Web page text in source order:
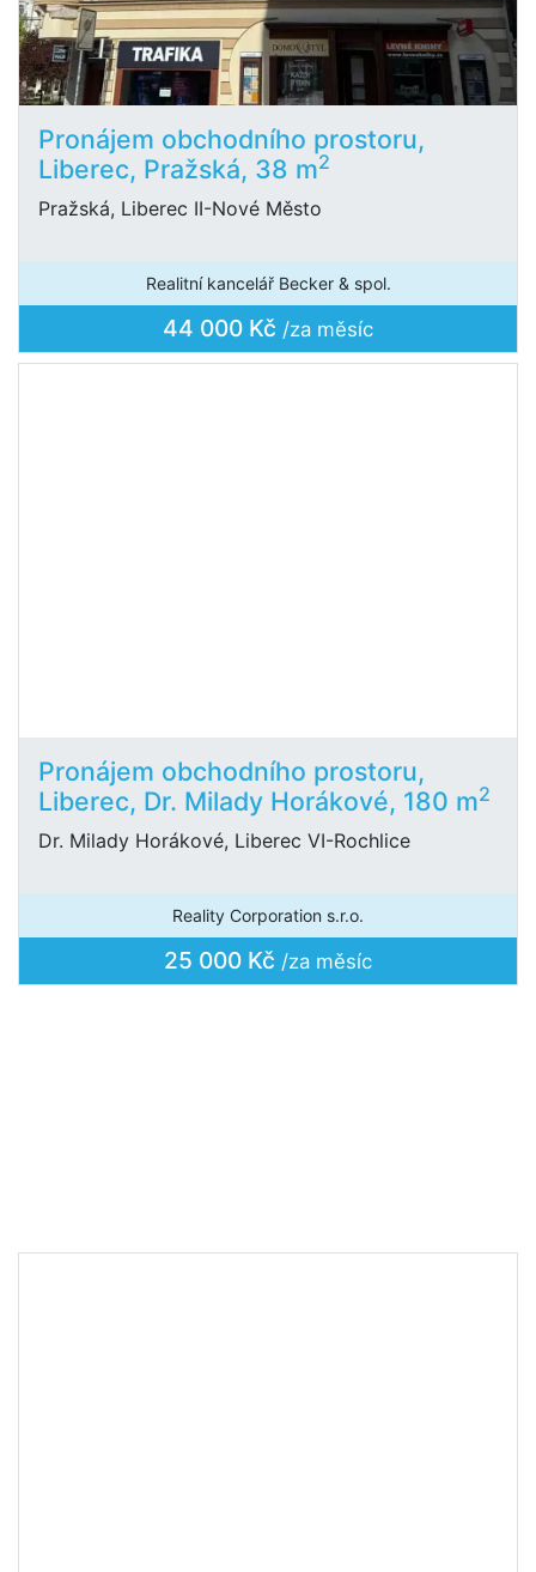
Pronájem obchodního prostoru,
Liberec, Pražská, 38 m2
Pražská, Liberec II-Nové Město
Realitní kancelář Becker & spol.
44 000 Kč /za měsíc
Pronájem obchodního prostoru,
Liberec, Dr. Milady Horákové, 180 m2
Dr. Milady Horákové, Liberec VI-Rochlice
Reality Corporation s.r.o.
25 000 Kč /za měsíc